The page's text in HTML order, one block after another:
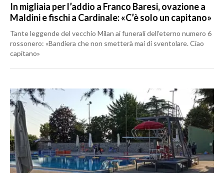
In migliaia per l’addio a Franco Baresi, ovazione a
Maldini e fischi a Cardinale: «C’è solo un capitano»
Tante leggende del vecchio Milan ai funerali dell’eterno numero 6
rossonero: «Bandiera che non smetterà mai di sventolare. Ciao
capitano»